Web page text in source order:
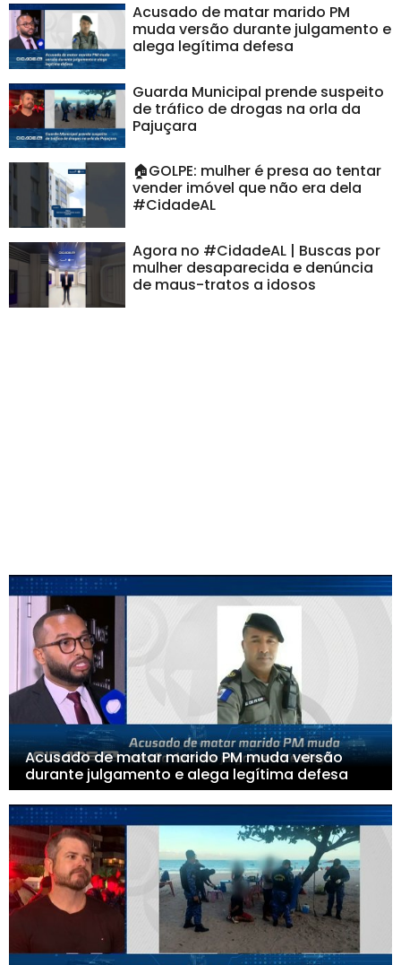
Acusado de matar marido PM
muda versão durante julgamento e
alega legítima defesa
Guarda Municipal prende suspeito
de tráfico de drogas na orla da
Pajuçara
🏠GOLPE: mulher é presa ao tentar
vender imóvel que não era dela
#CidadeAL
Agora no #CidadeAL | Buscas por
mulher desaparecida e denúncia
de maus-tratos a idosos
Acusado de matar marido PM muda versão
durante julgamento e alega legítima defesa